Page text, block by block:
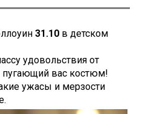
31.10 в детском
удовольствия oт
пугающий вас костюм!
ужасы и мерзости